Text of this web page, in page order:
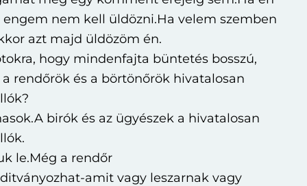
nem kell üldözni.Ha velem szemben
azt majd üldözöm én.
hogy mindenfajta büntetés bosszú,
rendőrök és a börtönőrök hivatalosan
birók és az ügyészek a hivatalosan
le.Még a rendőr
amit vagy leszarnak vagy